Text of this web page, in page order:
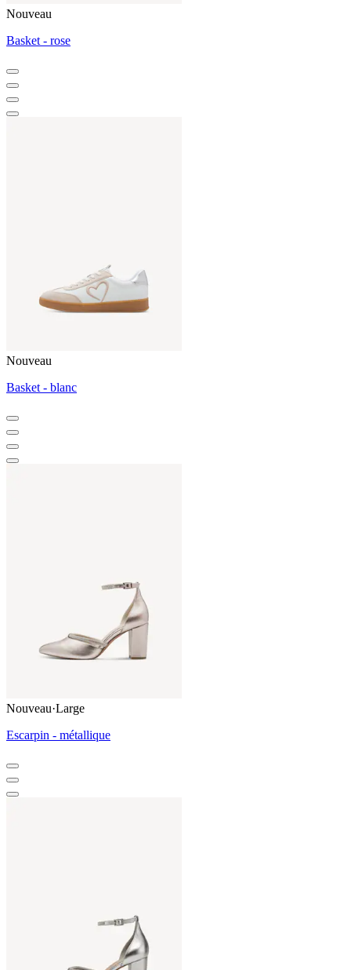
Nouveau
Basket - rose
Nouveau
Basket - blanc
Nouveau·Large
Escarpin - métallique